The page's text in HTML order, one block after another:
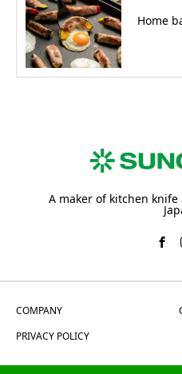
Home
A maker of kitchen
COMPANY
PRIVACY POLICY